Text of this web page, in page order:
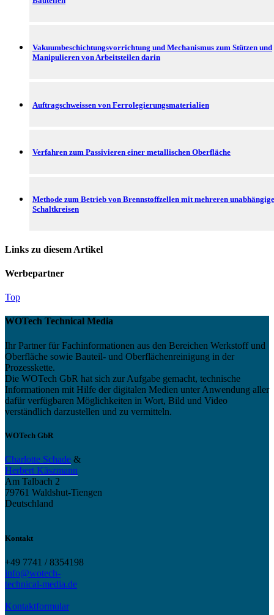
Vakuumbeschichtungsvorrichtung und Mechanismus zum Stützen und
Manipulieren von Arbeitsteilen darin
Auftragschweissen von Ferrolegierungsmaterialien
Verfahren zum Passivieren einer metallischen Oberfläche
Methode zum Betrieb von Brennstoffzellen mit mehreren
Schaltkreisen
Links zu diesem Artikel
Werbepartner
Top
WOTech Technical Media
Ihr Partner für Fachinformationen aus den Bereichen Werkstoff und
Oberfläche sowie Bauteil- und Oberflächenreinigung in der
Prozesskette.
Die WOTech GbR hat sich zur Aufgabe gemacht, technische
Informationen mit Hilfe der digitalen Medien unter Anwendung aller
dafür verfügbaren Möglichkeiten in Wort, Bild und Video
verständlich darzustellen und zu vermitteln.
WOTech GbR
Charlotte Schade &
Herbert Käszmann
Am Talbach 2
79761 Waldshut-Tiengen
Deutschland
Kontakt
+49 7741 / 8354198
info@wotech-
technical-media.de
Kontaktformular